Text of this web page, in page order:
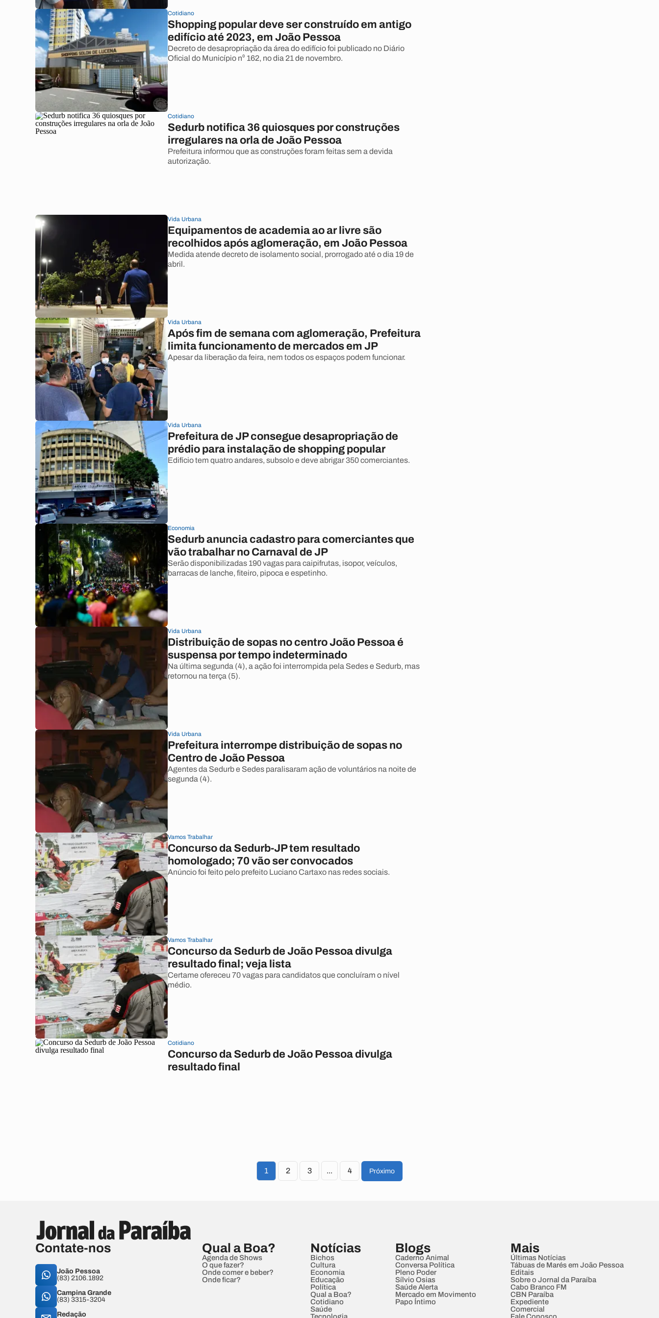
Cotidiano
Shopping popular deve ser construído em antigo
edifício até 2023, em João Pessoa
Decreto de desapropriação da área do edifício foi publicado no Diário
Oficial do Município n⁰ 162, no dia 21 de novembro.
Cotidiano
Sedurb notifica 36 quiosques por construções
irregulares na orla de João Pessoa
Prefeitura informou que as construções foram feitas sem a devida
autorização.
Vida Urbana
Equipamentos de academia ao ar livre são
recolhidos após aglomeração, em João Pessoa
Medida atende decreto de isolamento social, prorrogado até o dia 19 de
abril.
Vida Urbana
Após fim de semana com aglomeração, Prefeitura
limita funcionamento de mercados em JP
Apesar da liberação da feira, nem todos os espaços podem funcionar.
Vida Urbana
Prefeitura de JP consegue desapropriação de
prédio para instalação de shopping popular
Edifício tem quatro andares, subsolo e deve abrigar 350 comerciantes.
Economia
Sedurb anuncia cadastro para comerciantes que
vão trabalhar no Carnaval de JP
Serão disponibilizadas 190 vagas para caipifrutas, isopor, veículos,
barracas de lanche, fiteiro, pipoca e espetinho.
Vida Urbana
Distribuição de sopas no centro João Pessoa é
suspensa por tempo indeterminado
Na última segunda (4), a ação foi interrompida pela Sedes e Sedurb, mas
retornou na terça (5).
Vida Urbana
Prefeitura interrompe distribuição de sopas no
Centro de João Pessoa
Agentes da Sedurb e Sedes paralisaram ação de voluntários na noite de
segunda (4).
Vamos Trabalhar
Concurso da Sedurb-JP tem resultado
homologado; 70 vão ser convocados
Anúncio foi feito pelo prefeito Luciano Cartaxo nas redes sociais.
Vamos Trabalhar
Concurso da Sedurb de João Pessoa divulga
resultado final; veja lista
Certame ofereceu 70 vagas para candidatos que concluíram o nível
médio.
Cotidiano
Concurso da Sedurb de João Pessoa divulga
resultado final
1 2 3 ... 4 Próximo
Contate-nos
João Pessoa
(83) 2106.1892
Campina Grande
(83) 3315-3204
Redação
Qual a Boa?
Agenda de Shows
O que fazer?
Onde comer e beber?
Onde ficar?
Notícias
Bichos
Cultura
Economia
Educação
Política
Qual a Boa?
Cotidiano
Saúde
Blogs
Caderno Animal
Conversa Política
Pleno Poder
Sílvio Osias
Saúde Alerta
Mercado em Movimento
Papo Íntimo
Mais
Últimas Notícias
Tábuas de Marés em João Pessoa
Editais
Sobre o Jornal da Paraíba
Cabo Branco FM
CBN Paraíba
Expediente
Comercial